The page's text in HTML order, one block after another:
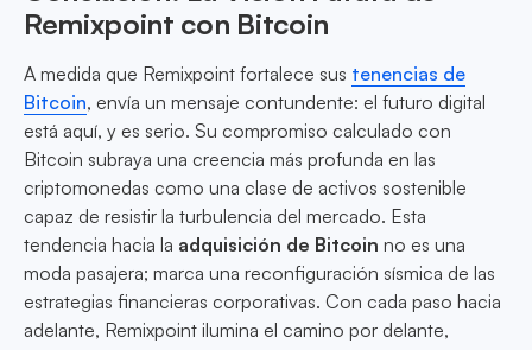
Remixpoint con Bitcoin
A medida que Remixpoint fortalece sus tenencias de
Bitcoin, envía un mensaje contundente: el futuro digital
está aquí, y es serio. Su compromiso calculado con
Bitcoin subraya una creencia más profunda en las
criptomonedas como una clase de activos sostenible
capaz de resistir la turbulencia del mercado. Esta
tendencia hacia la adquisición de Bitcoin no es una
moda pasajera; marca una reconfiguración sísmica de las
estrategias financieras corporativas. Con cada paso hacia
adelante, Remixpoint ilumina el camino por delante,